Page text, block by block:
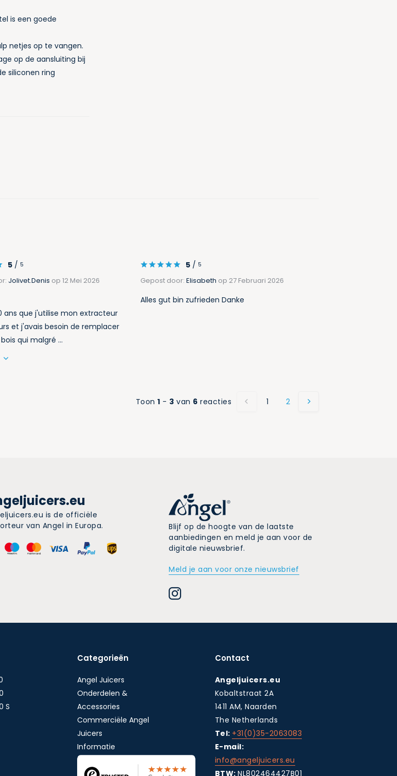
is een goede
netjes op te vangen.
op de aansluiting bij
siliconen ring
5/ 5
Jolivet.Denis op 12 Mei 2026
ans que j'utilise mon extracteur
et j'avais besoin de remplacer
qui malgré ...
5 / 5
Gepost door:Elisabeth op 27 Februari 2026
Alles gut bin zufrieden Danke
Toon 1 - 3 van 6 reacties 1 2
is de officiële
van Angel in Europa.
Blijf op de hoogte van de laatste
aanbiedingen en meld je aan voor de
digitale nieuwsbrief.
Meld je aan voor onze nieuwsbrief
S
Categorieën
Angel Juicers
Onderdelen &
Accessories
Commerciële Angel
Juicers
Informatie
Contact
Angeljuicers.eu
Kobaltstraat 2A
1411 AM, Naarden
The Netherlands
Tel: +31(0)35-2063083
E-mail:
info@angeljuicers.eu
BTW: NL802464427B01